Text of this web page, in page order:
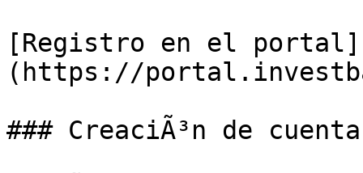
[Registro en el portal]
(https://
### CreaciÃ³n de cuenta